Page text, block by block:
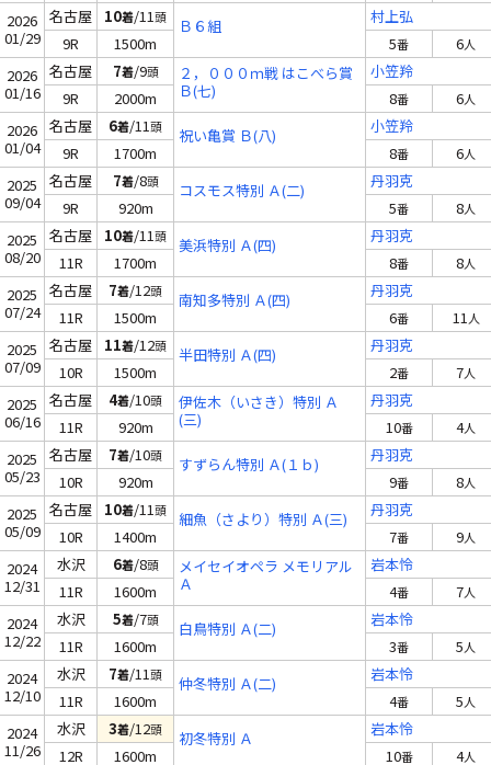
2026
01/29
名古屋 10着/11頭 Ｂ６組
村上弘
9R
1500m 5番 6人
2026
01/16
名古屋 7着/9頭
２，０００ｍ戦 はこべら賞
Ｂ(七)
小笠羚
9R
2000m 8番 6人
2026
01/04
名古屋 6着/11頭 祝い亀賞 Ｂ(八)
小笠羚
9R
1700m 8番 6人
2025
09/04
名古屋 7着/8頭 コスモス特別 Ａ(二)
丹羽克
9R
920m 5番 8人
2025
08/20
名古屋 10着/11頭 美浜特別 Ａ(四)
丹羽克
11R
1700m 8番 8人
2025
07/24
名古屋 7着/12頭 南知多特別 Ａ(四)
丹羽克
11R
1500m 6番 11人
2025
07/09
名古屋 11着/12頭 半田特別 Ａ(四)
丹羽克
10R
1500m 2番 7人
2025
06/16
名古屋 4着/10頭
伊佐木（いさき）特別 Ａ
(三)
丹羽克
11R
920m 10番 4人
2025
05/23
名古屋 7着/10頭 すずらん特別 Ａ(１ｂ)
丹羽克
10R
920m 9番 8人
2025
05/09
名古屋 10着/11頭 細魚（さより）特別 Ａ(三)
丹羽克
10R
1400m 7番 9人
2024
12/31
水沢 6着/8頭
メイセイオペラ メモリアル
Ａ
岩本怜
11R
1600m 4番 7人
2024
12/22
水沢 5着/7頭 白鳥特別 Ａ(二)
岩本怜
11R
1600m 3番 5人
2024
12/10
水沢 7着/11頭 仲冬特別 Ａ(二)
岩本怜
11R
1600m 4番 5人
2024
11/26
水沢 3着/12頭 初冬特別 Ａ
岩本怜
12R
1600m 10番 4人